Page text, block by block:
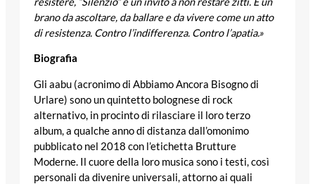
brano da ascoltare, da ballare e da vivere come un atto
di resistenza. Contro l’indifferenza. Contro l’apatia.»
Biografia
Gli aabu (acronimo di Abbiamo Ancora Bisogno di
Urlare) sono un quintetto bolognese di rock
alternativo, in procinto di rilasciare il loro terzo
album, a qualche anno di distanza dall’omonimo
pubblicato nel 2018 con l’etichetta Brutture
Moderne. Il cuore della loro musica sono i testi, così
personali da divenire universali, attorno ai quali